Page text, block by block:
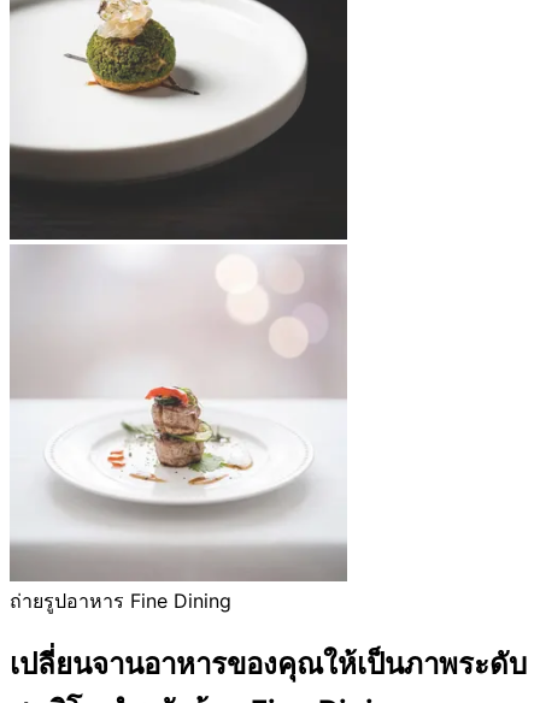
ถ่ายรูปอาหาร Fine Dining
เปลี่ยนจานอาหารของคุณให้เป็นภาพระดับ